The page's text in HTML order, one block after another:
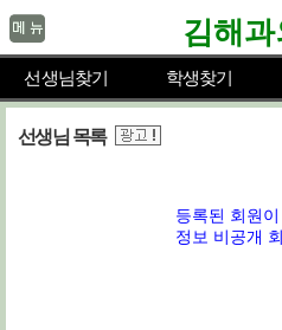
김해과
선생님찾기 학생찾기
선생님 목록
등록된 회원
정보 비공개